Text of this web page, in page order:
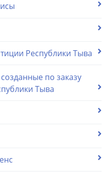
Республики Тыва
по заказу
Тыва